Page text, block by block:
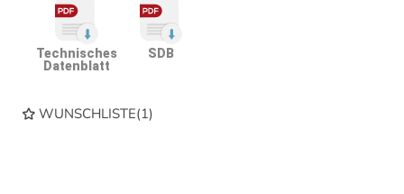
Technisches
Datenblatt
SDB
WUNSCHLISTE(1)